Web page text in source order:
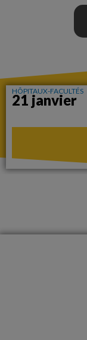
HÔPITAUX-FACULTÉS
21 janvier